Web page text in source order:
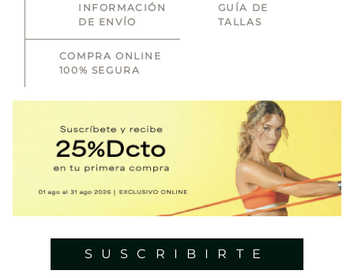
INFORMACIÓN
DE ENVÍO
GUÍA DE
TALLAS
COMPRA ONLINE
100% SEGURA
SUSCRIBIRTE